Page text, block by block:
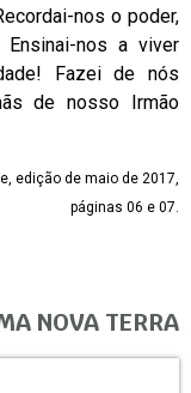
nos o poder,
nos a viver
Fazei de nós
de nosso Irmão
edição de maio de 2017,
páginas 06 e 07.
NOVA TERRA